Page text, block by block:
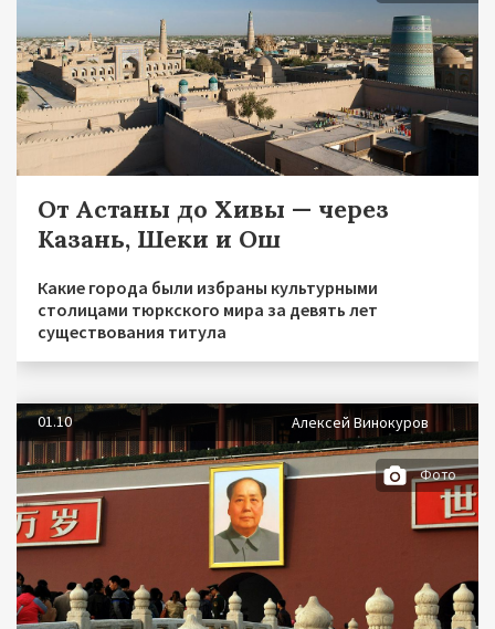
От Астаны до Хивы — через
Казань, Шеки и Ош
Какие города были избраны культурными
столицами тюркского мира за девять лет
существования титула
01.10 Алексей Винокуров
Фото